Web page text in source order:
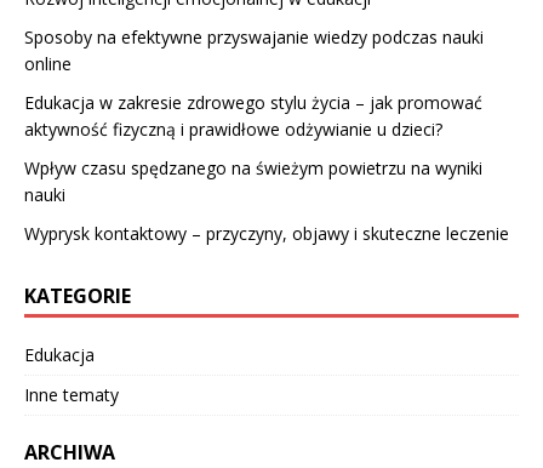
Sposoby na efektywne przyswajanie wiedzy podczas nauki
online
Edukacja w zakresie zdrowego stylu życia – jak promować
aktywność fizyczną i prawidłowe odżywianie u dzieci?
Wpływ czasu spędzanego na świeżym powietrzu na wyniki
nauki
Wyprysk kontaktowy – przyczyny, objawy i skuteczne leczenie
KATEGORIE
Edukacja
Inne tematy
ARCHIWA